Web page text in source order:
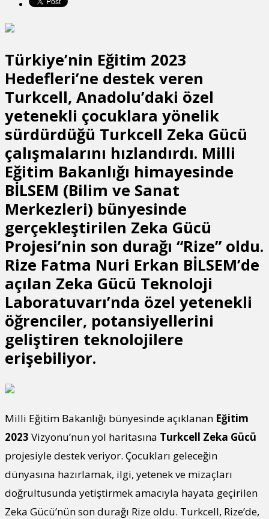
Türkiye’nin Eğitim 2023
Hedefleri’ne destek veren
Turkcell, Anadolu’daki özel
yetenekli çocuklara yönelik
sürdürdüğü Turkcell Zeka Gücü
çalışmalarını hızlandırdı. Milli
Eğitim Bakanlığı himayesinde
BİLSEM (Bilim ve Sanat
Merkezleri) bünyesinde
gerçekleştirilen Zeka Gücü
Projesi’nin son durağı “Rize” oldu.
Rize Fatma Nuri Erkan BİLSEM’de
açılan Zeka Gücü Teknoloji
Laboratuvarı’nda özel yetenekli
öğrenciler, potansiyellerini
geliştiren teknolojilere
erişebiliyor.
Milli Eğitim Bakanlığı bünyesinde açıklanan Eğitim
2023 Vizyonu’nun yol haritasına Turkcell Zeka Gücü
projesiyle destek veriyor. Çocukları geleceğin
dünyasına hazırlamak, ilgi, yetenek ve mizaçları
doğrultusunda yetiştirmek amacıyla hayata geçirilen
Zeka Gücü’nün son durağı Rize oldu. Turkcell, Rize’de,